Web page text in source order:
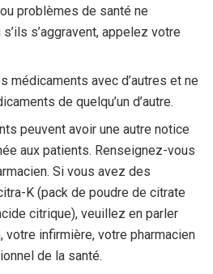
problèmes de santé ne
s’aggravent, appelez votre
médicaments avec d’autres et ne
de quelqu’un d’autre.
peuvent avoir une autre notice
aux patients. Renseignez-vous
Si vous avez des
K (pack de poudre de citrate
citrique), veuillez en parler
votre infirmière, votre pharmacien
de la santé.